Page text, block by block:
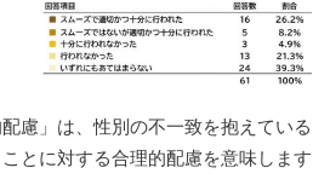
慮」は、性別の不一致を抱えている
ことに対する合理的配慮を意味します